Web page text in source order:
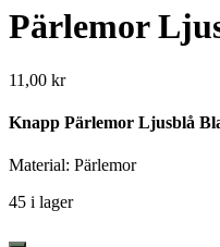
Pärlemor
11,00 kr
Knapp Pärlemor Ljusblå
Material: Pärlemor
45 i lager